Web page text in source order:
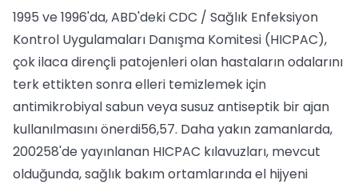
1995 ve 1996'da, ABD'deki CDC / Sağlık Enfeksiyon
Kontrol Uygulamaları Danışma Komitesi (HICPAC),
çok ilaca dirençli patojenleri olan hastaların odalarını
terk ettikten sonra elleri temizlemek için
antimikrobiyal sabun veya susuz antiseptik bir ajan
kullanılmasını önerdi56,57. Daha yakın zamanlarda,
200258'de yayınlanan HICPAC kılavuzları, mevcut
olduğunda, sağlık bakım ortamlarında el hijyeni